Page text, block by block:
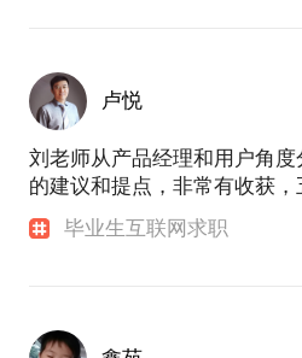
卢悦
刘老师从产品经理和用户角
的建议和提点，非常有收获，
毕业生互联网求职